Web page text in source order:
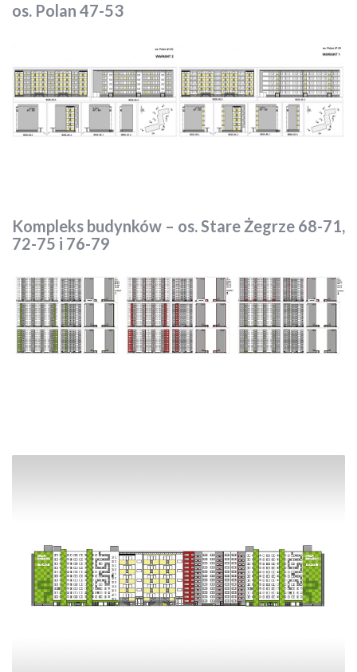
os. Polan 47-53
Kompleks budynków – os. Stare Żegrze 68-71,
72-75 i 76-79